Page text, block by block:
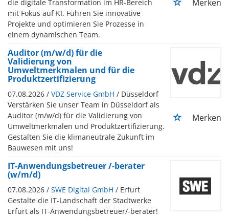
die digitale Transformation im HR-Bereich
mit Fokus auf KI. Führen Sie innovative
Projekte und optimieren Sie Prozesse in
einem dynamischen Team.
Merken
Auditor (m/w/d) für die
Validierung von
Umweltmerkmalen und für die
Produktzertifizierung
07.08.2026 / VDZ Service GmbH / Düsseldorf
Verstärken Sie unser Team in Düsseldorf als
Auditor (m/w/d) für die Validierung von
Umweltmerkmalen und Produktzertifizierung.
Gestalten Sie die klimaneutrale Zukunft im
Bauwesen mit uns!
Merken
IT-Anwendungsbetreuer /-berater
(w/m/d)
07.08.2026 / SWE Digital GmbH / Erfurt
Gestalte die IT-Landschaft der Stadtwerke
Erfurt als IT-Anwendungsbetreuer/-berater!